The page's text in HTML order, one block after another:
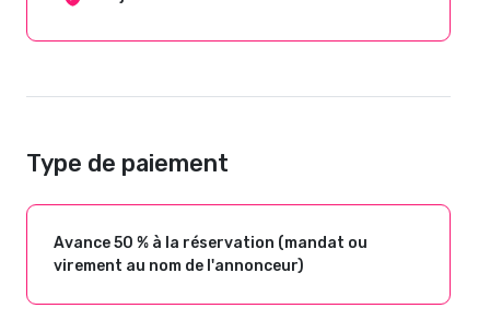
Type de paiement
Avance 50 % à la réservation (mandat ou
virement au nom de l'annonceur)